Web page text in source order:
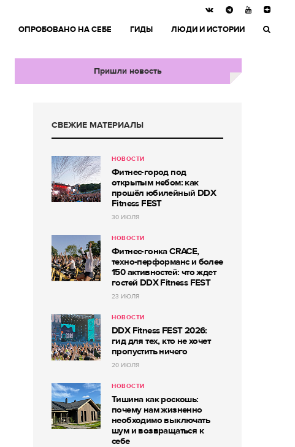
ОПРОБОВАНО НА СЕБЕ ГИДЫ ЛЮДИ И ИСТОРИИ
Пришли новость
СВЕЖИЕ МАТЕРИАЛЫ
НОВОСТИ
Фитнес-город под
открытым небом: как
прошёл юбилейный DDX
Fitness FEST
30 ИЮЛЯ
НОВОСТИ
Фитнес-гонка CRACE,
техно-перформанс и более
150 активностей: что ждет
гостей DDX Fitness FEST
23 ИЮЛЯ
НОВОСТИ
DDX Fitness FEST 2026:
гид для тех, кто не хочет
пропустить ничего
20 ИЮЛЯ
НОВОСТИ
Тишина как роскошь:
почему нам жизненно
необходимо выключать
шум и возвращаться к
себе